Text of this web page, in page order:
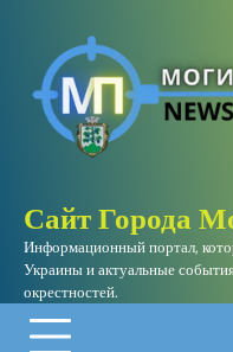
content
Сайт Города
Информационный портал,
Украины и актуальные
окрестностей.